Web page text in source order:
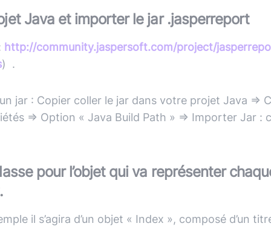
Java et importer le jar .jasperreport
http://community.jaspersoft.com/project/
) .
jar : Copier coller le jar dans votre projet Java =>
=> Option « Java Build Path » => Importer Jar :
pour l’objet qui va représenter
il s’agira d’un objet « Index », composé d’un